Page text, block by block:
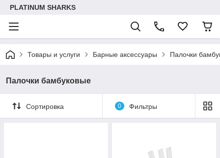
PLATINUM SHARKS
Товары и услуги Барные аксессуары Палочки
Палочки бамбуковые
Сортировка 0 Фильтры